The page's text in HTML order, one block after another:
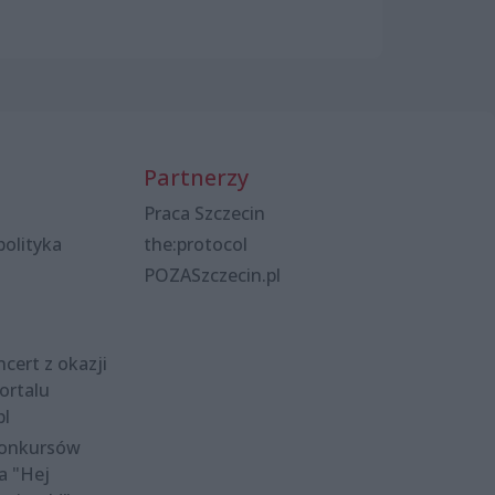
z okazji
"Hej
Partnerzy
Praca Szczecin
the:protocol
POZASzczecin.pl